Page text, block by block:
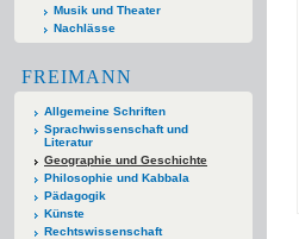
Musik und Theater
Nachlässe
FREIMANN
Allgemeine Schriften
Sprachwissenschaft und
Literatur
Geographie und Geschichte
Philosophie und Kabbala
Pädagogik
Künste
Rechtswissenschaft